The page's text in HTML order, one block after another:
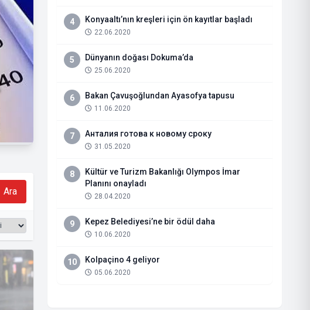
Tarım ve Orman Bakanı
fırtına" uyarısı
Ara
4 Konyaaltı’nın kreşleri için ön kayıtlar başladı
22.06.2020
5 Dünyanın doğası Dokuma’da
25.06.2020
6 Bakan Çavuşoğlundan Ayasofya tapusu
11.06.2020
7 Анталия готова к новому сроку
31.05.2020
8
Kültür ve Turizm Bakanlığı Olympos İmar
Planını onayladı
28.04.2020
9 Kepez Belediyesi’ne bir ödül daha
10.06.2020
10 Kolpaçino 4 geliyor
05.06.2020